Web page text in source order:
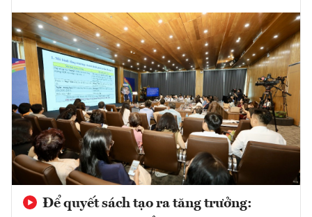
Để quyết sách tạo ra tăng trưởng: